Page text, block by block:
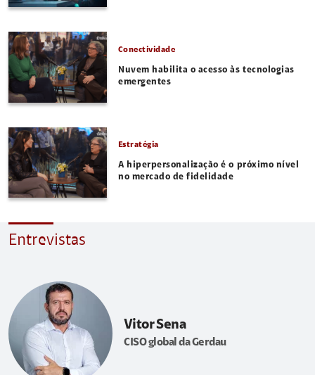
Conectividade
Nuvem habilita o acesso às tecnologias
emergentes
Estratégia
A hiperpersonalização é o próximo nível
no mercado de fidelidade
Entrevistas
Vitor Sena
CISO global da Gerdau